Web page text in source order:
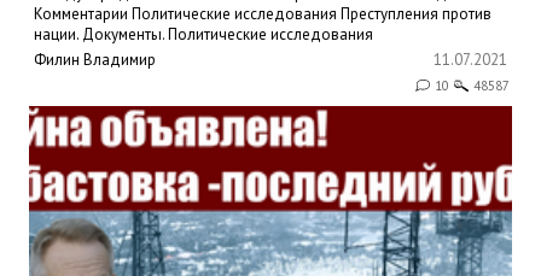
Комментарии Политические исследования Преступления против
нации. Документы.Политические исследования
Филин Владимир
11.07.2021
10 48587